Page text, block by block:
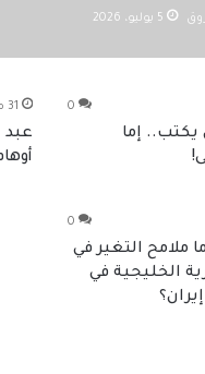
5 يوليو، 2026
0
يكتب.. إما
31 مايو، 2026
عبد
0
ملامح التغير في
الخليجية في